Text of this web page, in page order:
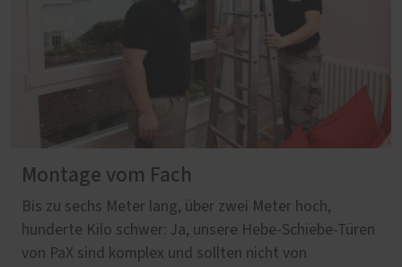
Montage vom Fach
Bis zu sechs Meter lang, über zwei Meter hoch,
hunderte Kilo schwer: Ja, unsere Hebe-Schiebe-Türen
von PaX sind komplex und sollten nicht von